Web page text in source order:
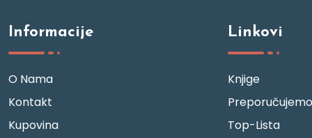
Informacije
O Nama
Kontakt
Kupovina
Linkovi
Knjige
Preporučujemo
Top-Lista